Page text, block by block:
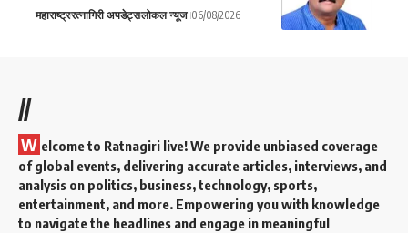
महाराष्ट्ररत्नागिरी अपडेट्सलोकल न्यूज 06/08/2026
//
W elcome to Ratnagiri live! We provide unbiased coverage
of global events, delivering accurate articles, interviews, and
analysis on politics, business, technology, sports,
entertainment, and more. Empowering you with knowledge
to navigate the headlines and engage in meaningful